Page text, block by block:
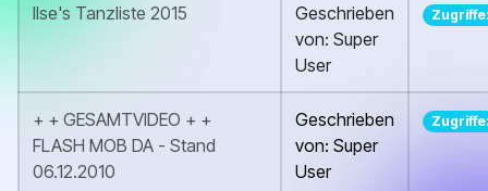
Ilse's Tanzliste 2015
Geschrieben
von: Super
User
+ + GESAMTVIDEO + +
FLASH MOB DA - Stand
06.12.2010
Geschrieben
von: Super
User